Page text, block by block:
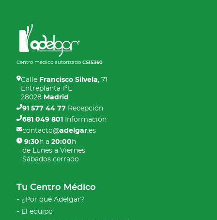
Centro médico autorizadoCS15360
Calle Francisco Silvela, 71
Entreplanta 1ºE
28028 Madrid
91 577 44 77 Recepción
681 049 801
Información
contacto@adelgar.es
9:30 h a20:00 h
de Lunes a Viernes
Sábados cerrado
Tu Centro Médico
¿Por qué Adelgar?
El equipo